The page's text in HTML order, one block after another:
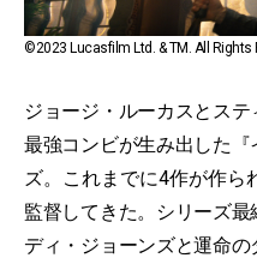
©2023 Lucasfilm Ltd. & TM. All Rights
ジョージ・ルーカスとス
最強コンビが生み出した
ズ。これまでに4作が作ら
監督してきた。シリーズ
ディ・ジョーンズと運命